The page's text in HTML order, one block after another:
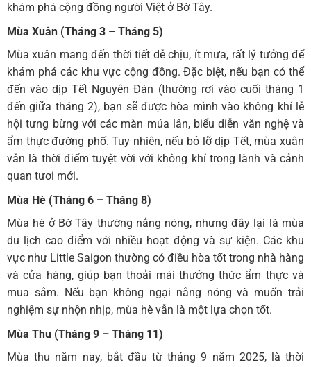
khám phá cộng đồng người Việt ở Bờ Tây.
Mùa Xuân (Tháng 3 – Tháng 5)
Mùa xuân mang đến thời tiết dễ chịu, ít mưa, rất lý tưởng để
khám phá các khu vực cộng đồng. Đặc biệt, nếu bạn có thể
đến vào dịp Tết Nguyên Đán (thường rơi vào cuối tháng 1
đến giữa tháng 2), bạn sẽ được hòa mình vào không khí lễ
hội tưng bừng với các màn múa lân, biểu diễn văn nghệ và
ẩm thực đường phố. Tuy nhiên, nếu bỏ lỡ dịp Tết, mùa xuân
vẫn là thời điểm tuyệt vời với không khí trong lành và cảnh
quan tươi mới.
Mùa Hè (Tháng 6 – Tháng 8)
Mùa hè ở Bờ Tây thường nắng nóng, nhưng đây lại là mùa
du lịch cao điểm với nhiều hoạt động và sự kiện. Các khu
vực như Little Saigon thường có điều hòa tốt trong nhà hàng
và cửa hàng, giúp bạn thoải mái thưởng thức ẩm thực và
mua sắm. Nếu bạn không ngại nắng nóng và muốn trải
nghiệm sự nhộn nhịp, mùa hè vẫn là một lựa chọn tốt.
Mùa Thu (Tháng 9 – Tháng 11)
Mùa thu năm nay, bắt đầu từ tháng 9 năm 2025, là thời